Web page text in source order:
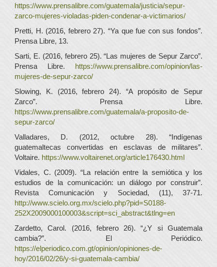
https://www.prensalibre.com/guatemala/justicia/sepur-
zarco-mujeres-violadas-piden-condenar-a-victimarios/
Pretti, H. (2016, febrero 27). “Ya que fue con sus fondos”.
Prensa Libre, 13.
Sarti, E. (2016, febrero 25). “Las mujeres de Sepur Zarco”.
Prensa Libre. https://www.prensalibre.com/opinion/las-
mujeres-de-sepur-zarco/
Slowing, K. (2016, febrero 24). “A propósito de Sepur
Zarco”. Prensa Libre.
https://www.prensalibre.com/guatemala/a-proposito-de-
sepur-zarco/
Valladares, D. (2012, octubre 28). “Indígenas
guatemaltecas convertidas en esclavas de militares”.
Voltaire. https://www.voltairenet.org/article176430.html
Vidales, C. (2009). “La relación entre la semiótica y los
estudios de la comunicación: un diálogo por construir”.
Revista Comunicación y Sociedad, (11), 37-71.
http://www.scielo.org.mx/scielo.php?pid=S0188-
252X2009000100003&script=sci_abstract&tlng=en
Zardetto, Carol. (2016, febrero 26). “¿Y si Guatemala
cambia?”. El Periódico.
https://elperiodico.com.gt/opinion/opiniones-de-
hoy/2016/02/26/y-si-guatemala-cambia/